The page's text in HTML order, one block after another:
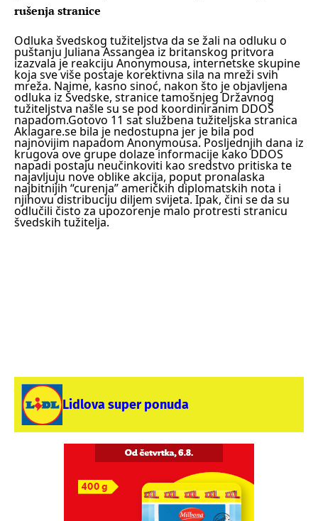
rušenja stranice
Odluka švedskog tužiteljstva da se žali na odluku o
puštanju Juliana Assangea iz britanskog pritvora
izazvala je reakciju Anonymousa, internetske skupine
koja sve više postaje korektivna sila na mreži svih
mreža. Naime, kasno sinoć, nakon što je objavljena
odluka iz Švedske, stranice tamošnjeg Državnog
tužiteljstva našle su se pod koordiniranim DDOS
napadom.Gotovo 11 sat službena tužiteljska stranica
Aklagare.se bila je nedostupna jer je bila pod
najnovijim napadom Anonymousa. Posljednjih dana iz
krugova ove grupe dolaze informacije kako DDOS
napadi postaju neučinkoviti kao sredstvo pritiska te
najavljuju nove oblike akcija, poput pronalaska
najbitnijih “curenja” američkih diplomatskih nota i
njihovu distribuciju diljem svijeta. Ipak, čini se da su
odlučili čisto za upozorenje malo protresti stranicu
švedskih tužitelja.
Lidlova super ponuda